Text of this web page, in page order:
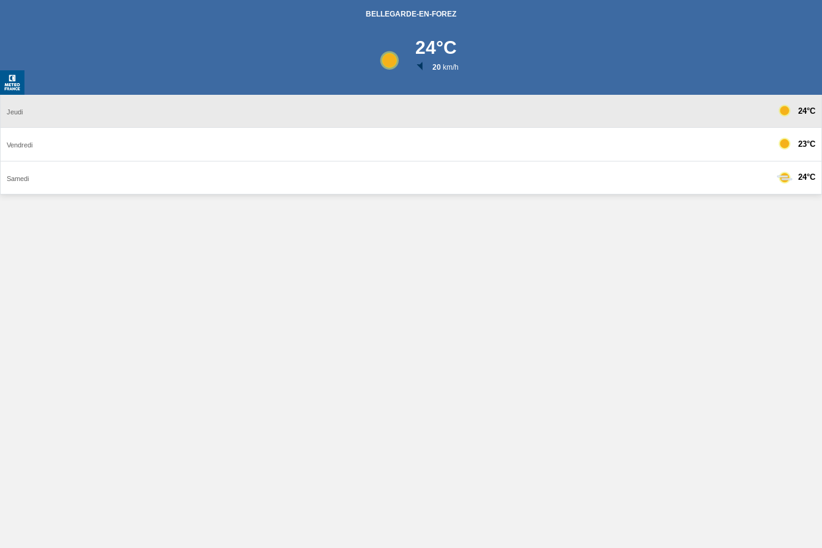
BELLEGARDE-EN-FOREZ
24°C
20km/h
Jeudi 24°C
Vendredi 23°C
Samedi 24°C